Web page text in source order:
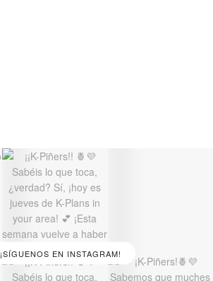
¡SÍGUENOS EN INSTAGRAM!